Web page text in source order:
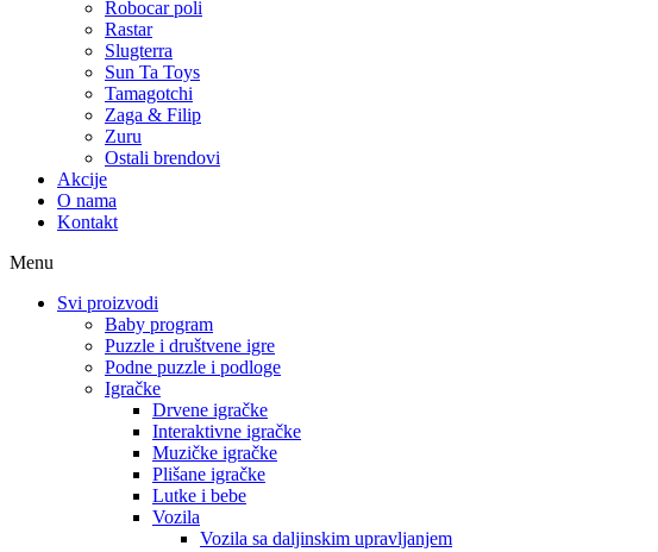
Robocar poli
Rastar
Slugterra
Sun Ta Toys
Tamagotchi
Zaga & Filip
Zuru
Ostali brendovi
Akcije
O nama
Kontakt
Menu
Svi proizvodi
Baby program
Puzzle i društvene igre
Podne puzzle i podloge
Igračke
Drvene igračke
Interaktivne igračke
Muzičke igračke
Plišane igračke
Lutke i bebe
Vozila
Vozila sa daljinskim upravljanjem